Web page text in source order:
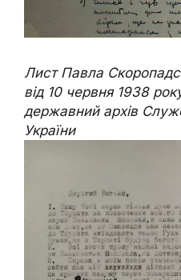
Лист Павла
від 10 червня 1938
державний архів
України